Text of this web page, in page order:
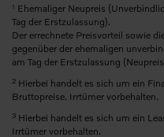
1 Ehemaliger Neupreis
Tag der Erstzulassung).
Der errechnete Preisvorteil sowie
gegenüber der ehemaligen
am Tag der Erstzulassung
2 Hierbei handelt es sich um ein
Bruttopreise. Irrtümer vorbehalten.
3 Hierbei handelt es sich um ein
Irrtümer vorbehalten.